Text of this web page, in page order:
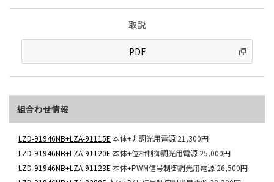
取説
PDF
組合わせ情報
LZD-91946NB+LZA-91115E 本体+非調光用電源 21,300円
LZD-91946NB+LZA-91120E 本体+位相制御調光用電源 25,000円
LZD-91946NB+LZA-91123E 本体+PWM信号制御調光用電源 26,500円